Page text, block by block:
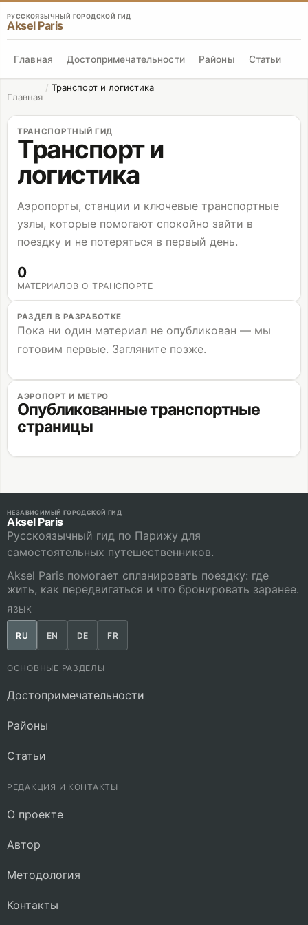
РУССКОЯЗЫЧНЫЙ ГОРОДСКОЙ ГИД
Aksel Paris
Главная Достопримечательности Районы Статьи
Главная
/ Транспорт и логистика
ТРАНСПОРТНЫЙ ГИД
Транспорт и
логистика
Аэропорты, станции и ключевые транспортные
узлы, которые помогают спокойно зайти в
поездку и не потеряться в первый день.
0
МАТЕРИАЛОВ О ТРАНСПОРТЕ
РАЗДЕЛ В РАЗРАБОТКЕ
Пока ни один материал не опубликован — мы
готовим первые. Загляните позже.
АЭРОПОРТ И МЕТРО
Опубликованные транспортные
страницы
НЕЗАВИСИМЫЙ ГОРОДСКОЙ ГИД
Aksel Paris
Русскоязычный гид по Парижу для
самостоятельных путешественников.
Aksel Paris помогает спланировать поездку: где
жить, как передвигаться и что бронировать заранее.
ЯЗЫК
RU EN DE FR
ОСНОВНЫЕ РАЗДЕЛЫ
Достопримечательности
Районы
Статьи
РЕДАКЦИЯ И КОНТАКТЫ
О проекте
Автор
Методология
Контакты